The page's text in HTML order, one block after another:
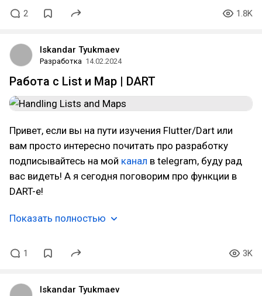
2 1.8K
Iskandar Tyukmaev
Разработка 14.02.2024
Работа с List и Map | DART
Привет, если вы на пути изучения Flutter/Dart или
вам просто интересно почитать про разработку
подписывайтесь на мой канал в telegram, буду рад
вас видеть! А я сегодня поговорим про функции в
DART-е!
Показать полностью
1 3K
Iskandar Tyukmaev